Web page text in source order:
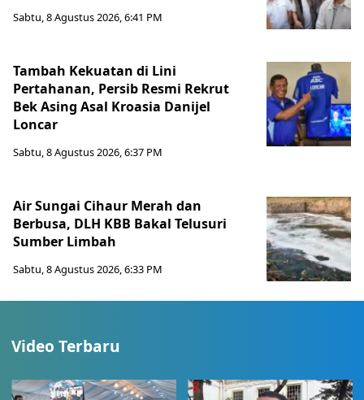
Sabtu, 8 Agustus 2026, 6:41 PM
Tambah Kekuatan di Lini
Pertahanan, Persib Resmi Rekrut
Bek Asing Asal Kroasia Danijel
Loncar
Sabtu, 8 Agustus 2026, 6:37 PM
Air Sungai Cihaur Merah dan
Berbusa, DLH KBB Bakal Telusuri
Sumber Limbah
Sabtu, 8 Agustus 2026, 6:33 PM
Video Terbaru